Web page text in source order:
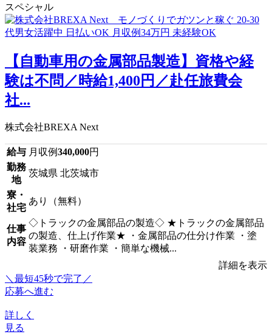
スペシャル
【自動車用の金属部品製造】資格や経
験は不問／時給1,400円／赴任旅費会
社...
株式会社BREXA Next
給与 月収例340,000円
勤務
地
茨城県 北茨城市
寮・
社宅
あり（無料）
仕事
内容
◇トラックの金属部品の製造◇ ★トラックの金属部品
の製造、仕上げ作業★ ・金属部品の仕分け作業 ・塗
装業務 ・研磨作業 ・簡単な機械...
詳細を表示
＼最短45秒で完了／
応募へ進む
詳しく
見る